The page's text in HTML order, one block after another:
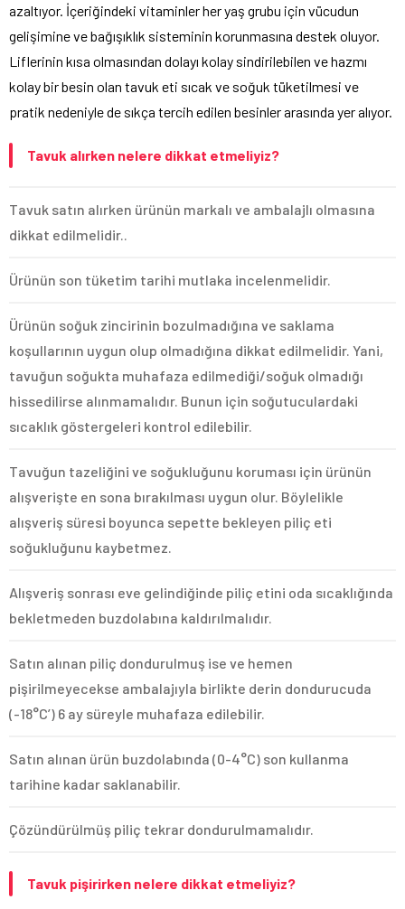
azaltıyor. İçeriğindeki vitaminler her yaş grubu için vücudun
gelişimine ve bağışıklık sisteminin korunmasına destek oluyor.
Liflerinin kısa olmasından dolayı kolay sindirilebilen ve hazmı
kolay bir besin olan tavuk eti sıcak ve soğuk tüketilmesi ve
pratik nedeniyle de sıkça tercih edilen besinler arasında yer alıyor.
Tavuk alırken nelere dikkat etmeliyiz?
Tavuk satın alırken ürünün markalı ve ambalajlı olmasına
dikkat edilmelidir..
Ürünün son tüketim tarihi mutlaka incelenmelidir.
Ürünün soğuk zincirinin bozulmadığına ve saklama
koşullarının uygun olup olmadığına dikkat edilmelidir. Yani,
tavuğun soğukta muhafaza edilmediği/soğuk olmadığı
hissedilirse alınmamalıdır. Bunun için soğutuculardaki
sıcaklık göstergeleri kontrol edilebilir.
Tavuğun tazeliğini ve soğukluğunu koruması için ürünün
alışverişte en sona bırakılması uygun olur. Böylelikle
alışveriş süresi boyunca sepette bekleyen piliç eti
soğukluğunu kaybetmez.
Alışveriş sonrası eve gelindiğinde piliç etini oda sıcaklığında
bekletmeden buzdolabına kaldırılmalıdır.
Satın alınan piliç dondurulmuş ise ve hemen
pişirilmeyecekse ambalajıyla birlikte derin dondurucuda
(-18°C’) 6 ay süreyle muhafaza edilebilir.
Satın alınan ürün buzdolabında (0-4°C) son kullanma
tarihine kadar saklanabilir.
Çözündürülmüş piliç tekrar dondurulmamalıdır.
Tavuk pişirirken nelere dikkat etmeliyiz?